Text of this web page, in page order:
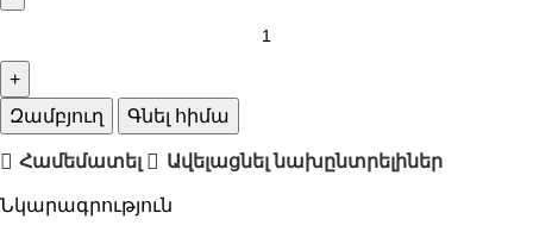
Զամբյուղ Գնել հիմա
Համեմատել Ավելացնել նախընտրելիներ
Նկարագրություն